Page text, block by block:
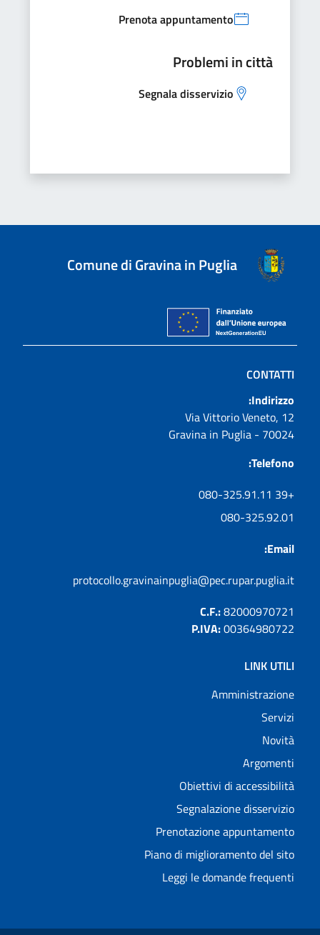
Prenota appuntamento
Problemi in città
Segnala disservizio
Comune di Gravina in Puglia
CONTATTI
Indirizzo:
Via Vittorio Veneto, 12
70024 - Gravina in Puglia
Telefono:
+39 080-325.91.11
080-325.92.01
Email:
protocollo.gravinainpuglia@pec.rupar.puglia.it
C.F.:82000970721
P.IVA:00364980722
LINK UTILI
Amministrazione
Servizi
Novità
Argomenti
Obiettivi di accessibilità
Segnalazione disservizio
Prenotazione appuntamento
Piano di miglioramento del sito
Leggi le domande frequenti